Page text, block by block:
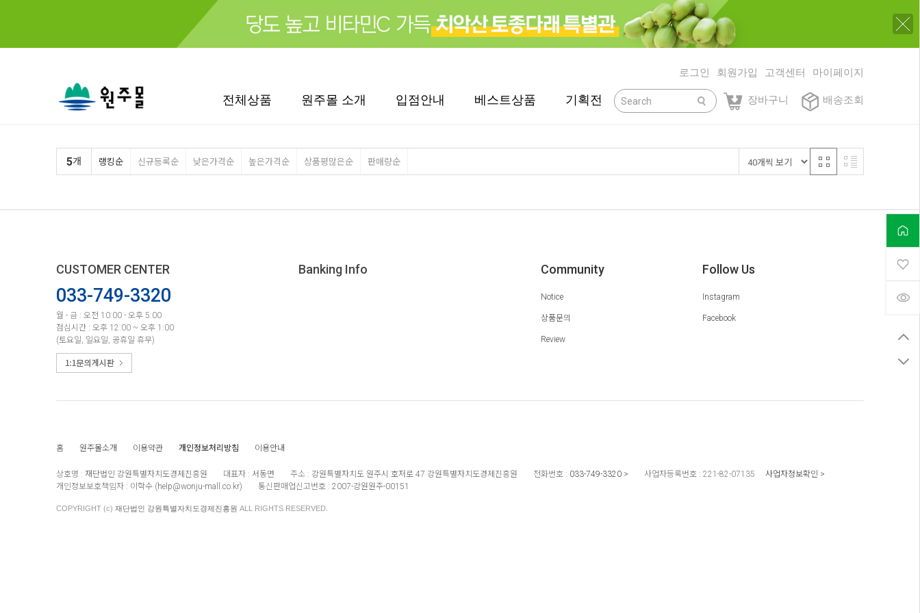
로그인 회원가입 고객센터 마이페이지
장바구니 배송조회
닫기
전체상품 원주몰 소개 입점안내 베스트상품 기획전
5개 랭킹순 신규등록순 낮은가격순 높은가격순 상품평많은순 판매량순
CUSTOMER CENTER
033-749-3320
월 - 금 : 오전 10:00 - 오후 5:00
점심시간 : 오후 12:00 ~ 오후 1:00
(토요일, 일요일, 공휴일 휴무)
Banking Info Community
Notice
상품문의
Review
Follow Us
Instagram
Facebook
홈 원주몰소개 이용약관 개인정보처리방침 이용안내
상호명 : 재단법인 강원특별자치도경제진흥원 대표자 : 서동면 주소 : 강원특별자치도 원주시 호저로 47 강원특별자치도경제진흥원 전화번호 : 033-749-3320 사업자등록번호 : 221-82-07135 사업자정보확인
개인정보보호책임자 : 이학수 (help@wonju-mall.co.kr) 통신판매업신고번호 : 2007-강원원주-00151
COPYRIGHT (c) 재단법인 강원특별자치도경제진흥원 ALL RIGHTS RESERVED.